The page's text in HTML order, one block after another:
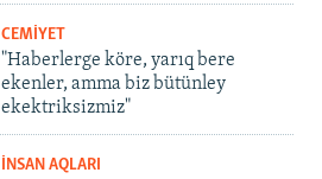
CEMİYET
"Haberlerge köre, yarıq bere
ekenler, amma biz bütünley
ekektriksizmiz"
İNSAN AQLARI